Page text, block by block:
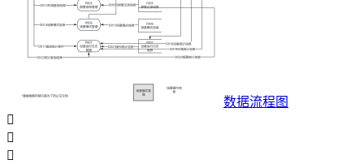
数据流程图


